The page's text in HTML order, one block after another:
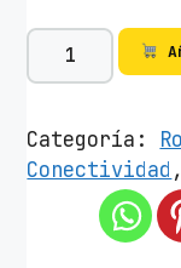
R
o
t
e
Categoría:
Conectividad